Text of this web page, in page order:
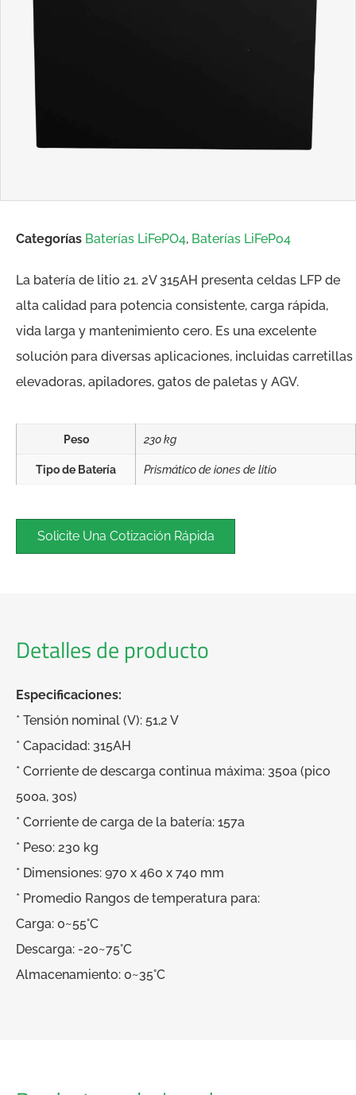
Categorías Baterías LiFePO4, Baterías LiFePo4
La batería de litio 21. 2V 315AH presenta celdas LFP de
alta calidad para potencia consistente, carga rápida,
vida larga y mantenimiento cero. Es una excelente
solución para diversas aplicaciones, incluidas carretillas
elevadoras, apiladores, gatos de paletas y AGV.
Peso 230 kg
Tipo de Batería Prismático de iones de litio
Solicite Una Cotización Rápida
Detalles de producto
Especificaciones:
* Tensión nominal (V): 51,2 V
* Capacidad: 315AH
* Corriente de descarga continua máxima: 350a (pico
500a, 30s)
* Corriente de carga de la batería: 157a
* Peso: 230 kg
* Dimensiones: 970 x 460 x 740 mm
* Promedio Rangos de temperatura para:
Carga: 0~55°C
Descarga: -20~75°C
Almacenamiento: 0~35°C